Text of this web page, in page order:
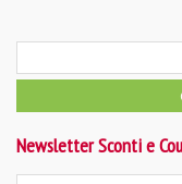
Newsletter Sconti e